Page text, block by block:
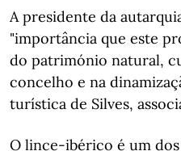
A presidente da
"importância que este
do património natural,
concelho e na
turística de Silves,
O lince-ibérico é um